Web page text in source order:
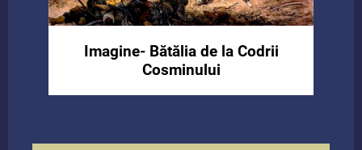
Imagine- Bătălia de la Codrii
Cosminului